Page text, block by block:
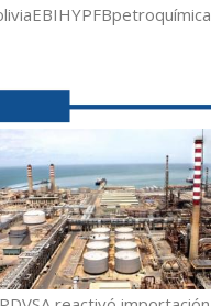
EBIHYPFBpetroquímica